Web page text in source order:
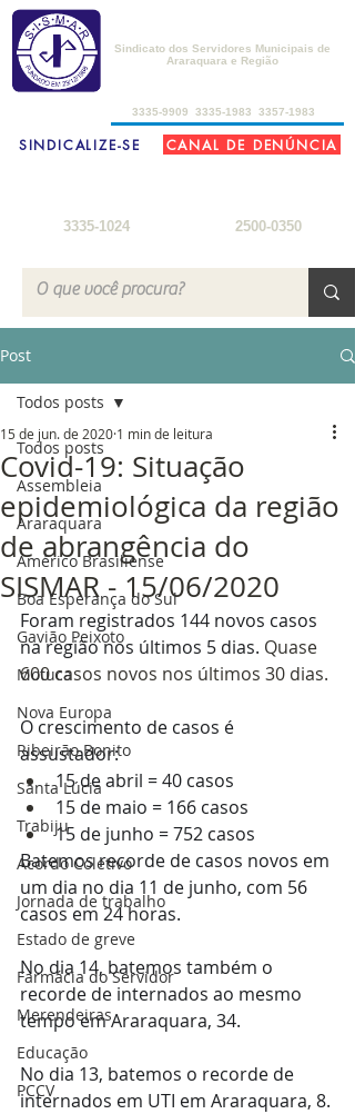
3335-9909
3335-1983 3357-1983
3335-1024
Sindicato dos Servidores Municipais de
Araraquara e Região
SINDICALIZE-SE
2500-0350
CANAL DE DENÚNCIA
Post
Todos posts
Assembleia
Araraquara
Américo Brasiliense
Boa Esperança do Sul
Gavião Peixoto
Motuca
Nova Europa
Ribeirão Bonito
Santa Lúcia
Trabiju
Acordo Coletivo
Jornada de trabalho
Estado de greve
Farmácia do Servidor
Merendeiras
Educação
PCCV
Todos posts
Covid-19: Situação
epidemiológica da região
de abrangência do
SISMAR - 15/06/2020
15 de jun. de 2020 1 min de leitura
Foram registrados 144 novos casos
na região nos últimos 5 dias. Quase
600 casos novos nos últimos 30 dias.
O crescimento de casos é
assustador:
15 de abril = 40 casos
15 de maio = 166 casos
15 de junho = 752 casos
Batemos recorde de casos novos em
um dia no dia 11 de junho, com 56
casos em 24 horas.
No dia 14, batemos também o
recorde de internados ao mesmo
tempo em Araraquara, 34.
No dia 13, batemos o recorde de
internados em UTI em Araraquara, 8.